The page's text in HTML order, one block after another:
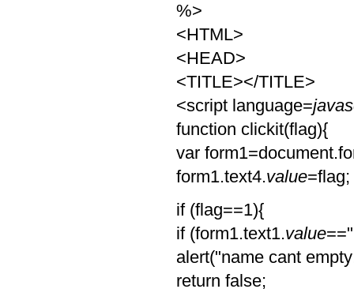
%>
<HTML>
<HEAD>
<TITLE></TITLE>
<script language=
function clickit(flag){
var
form1.text4.value=flag;
if (flag==1){
if (form1.text1.value
alert("name cant
return false;